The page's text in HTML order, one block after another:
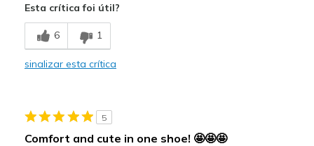
Breathe Well
Comfortable
Melhores utilizações
Esta crítica foi útil?
6 1
sinalizar esta crítica
5
Comfort and cute in one shoe! 🤩🤩🤩